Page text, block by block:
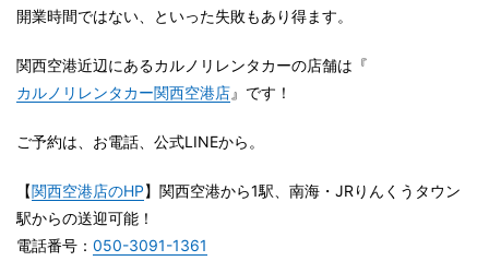
開業時間ではない、といった失敗もあり得ます。
関西空港近辺にあるカルノリレンタカーの店舗は『
カルノリレンタカー関西空港店』です！
ご予約は、お電話、公式LINEから。
【関西空港店のHP】関西空港から1駅、南海・JRりんくうタウン
駅からの送迎可能！
電話番号： 050-3091-1361